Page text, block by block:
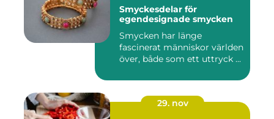
Smyckesdelar för
egendesignade smycken
Smycken har länge
fascinerat människor världen
över, både som ett uttryck ...
29. nov